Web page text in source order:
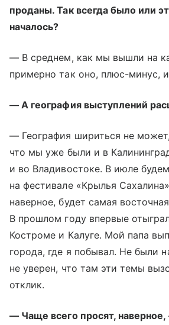
проданы. Так всегда было или
началось?
— В среднем, как мы вышли на
примерно так оно, плюс-минус,
— А география выступлений
— География шириться не
что мы уже были и в
и во Владивостоке. В июле
на фестивале «Крылья
наверное, будет самая
В прошлом году впервые
Костроме и Калуге. Мой папа
города, где я побывал. Не были
не уверен, что там эти темы
отклик.
— Чаще всего просят,